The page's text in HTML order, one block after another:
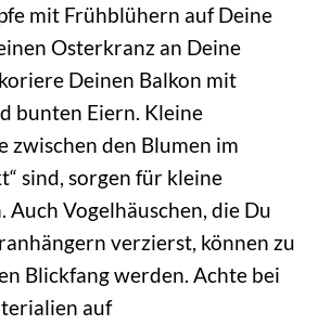
mit Frühblühern auf Deine
Osterkranz an Deine
Deinen Balkon mit
bunten Eiern. Kleine
zwischen den Blumen im
sind, sorgen für kleine
Auch Vogelhäuschen, die Du
verzierst, können zu
Blickfang werden. Achte bei
auf